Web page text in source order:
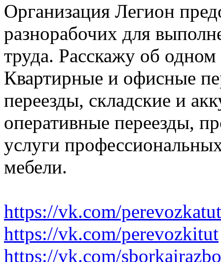
Организация Легион
разнорабочих для
труда. Расскажу об
Квартирные и офисные
переезды, складские и
оперативные переезды,
услуги
мебели.
https://vk.com/perevozkatut
https://vk.com/perevozkitut
https://vk.com/